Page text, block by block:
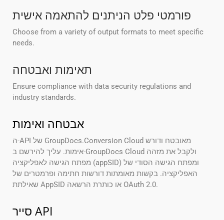
פורמטי פלט הניתנים להתאמה אישית
Choose from a variety of output formats to meet specific
needs.
תאימות ואבטחה
Ensure compliance with data security regulations and
industry standards.
אבטחה ואימות
ה-API של GroupDocs.Conversion Cloud מאובטח ודורש
אימות. עליך להירשם ב-GroupDocs Cloud ולקבל את מזהה
מפתח הגישה לאפליקציה (appSID) ומפתח הגישה הסודי של
האפליקציה. בקשות מאומתות דורשות חתימה ופרמטרים של
שאילתת AppSID או כותרת הרשאה OAuth 2.0.
סייר API